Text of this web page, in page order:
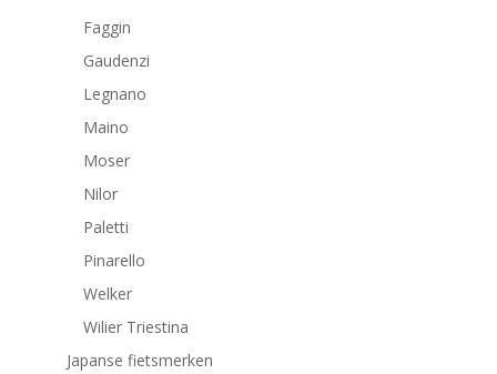
Faggin
Gaudenzi
Legnano
Maino
Moser
Nilor
Paletti
Pinarello
Welker
Wilier Triestina
Japanse fietsmerken